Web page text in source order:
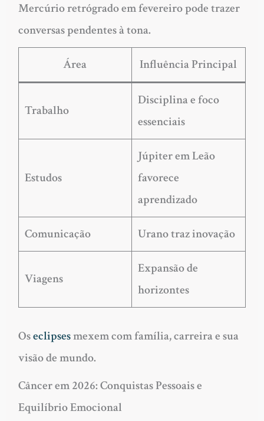
Mercúrio retrógrado em fevereiropode trazer
conversas pendentes à tona.
Área Influência Principal
Trabalho
Disciplina e foco
essenciais
Estudos
Júpiter em Leão
favorece
aprendizado
Comunicação Urano traz inovação
Viagens
Expansão de
horizontes
Oseclipsesmexem com família, carreira e sua
visão de mundo.
Câncer em 2026: Conquistas Pessoais e
Equilíbrio Emocional